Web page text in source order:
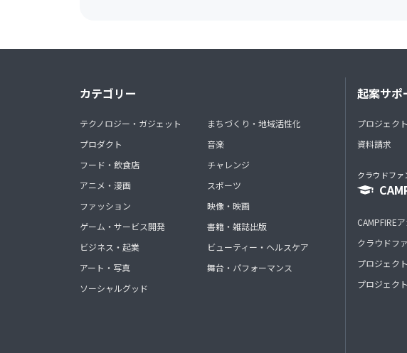
カテゴリー
テクノロジー・ガジェット
プロダクト
フード・飲食店
アニメ・漫画
ファッション
ゲーム・サービス開発
ビジネス・起業
アート・写真
ソーシャルグッド
まちづくり・地域活性化
音楽
チャレンジ
スポーツ
映像・映画
書籍・雑誌出版
ビューティー・ヘルスケア
舞台・パフォーマンス
起案サポ
プロジェク
資料請求
クラウドファ
CAMPFIRE
クラウドフ
プロジェク
プロジェク